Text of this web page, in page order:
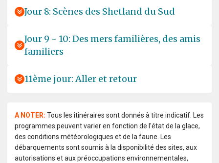
Jour 8: Scènes des Shetland du Sud
Jour 9 - 10: Des mers familières, des amis
familiers
11ème jour: Aller et retour
A NOTER: Tous les itinéraires sont donnés à titre indicatif. Les
programmes peuvent varier en fonction de l'état de la glace,
des conditions météorologiques et de la faune. Les
débarquements sont soumis à la disponibilité des sites, aux
autorisations et aux préoccupations environnementales,